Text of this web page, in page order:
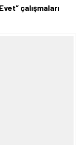
çalışmaları